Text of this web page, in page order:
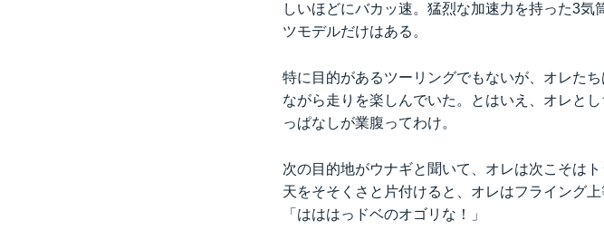
しいほどにバカッ速。猛烈な加速力を持った3
ツモデルだけはある。
特に目的があるツーリングでもないが、オレた
ながら走りを楽しんでいた。とはいえ、オレと
っぱなしが業腹ってわけ。
次の目的地がウナギと聞いて、オレは次こそは
天をそそくさと片付けると、オレはフライング上
「はははっドベのオゴリな！」